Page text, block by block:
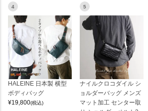
4
HALEINE 日本製 横型
ボディバッグ
¥19,800(税込)
5
ナイルクロコダイル シ
ョルダーバッグ メンズ
マット加工 センター取